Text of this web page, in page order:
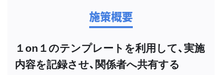
施策概要
１on１のテンプレートを利用して、実施
内容を記録させ、関係者へ共有する